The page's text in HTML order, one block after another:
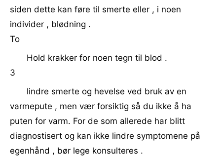
siden dette kan føre til smerte eller , i noen
individer , blødning .
To
Hold krakker for noen tegn til blod .
3
lindre smerte og hevelse ved bruk av en
varmepute , men vær forsiktig så du ikke å ha
puten for varm. For de som allerede har blitt
diagnostisert og kan ikke lindre symptomene på
egenhånd , bør lege konsulteres .